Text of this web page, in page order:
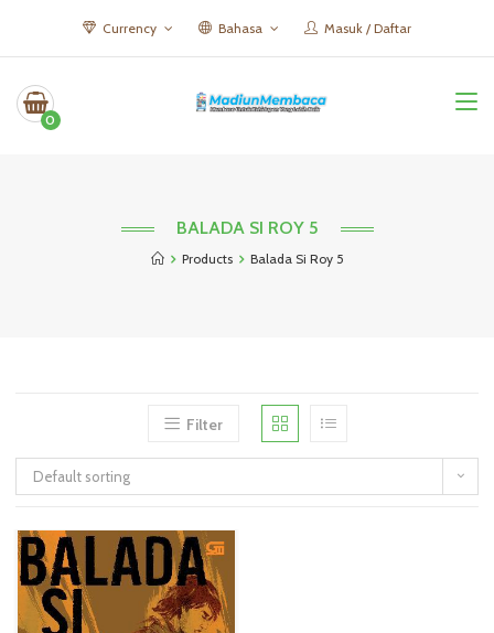
Currency Bahasa Masuk / Daftar
0
BALADA SI ROY 5
Products Balada Si Roy 5
Filter
Default sorting